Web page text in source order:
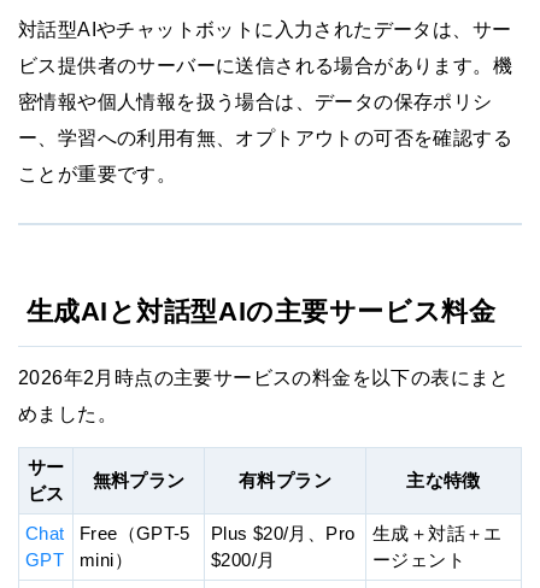
対話型AIやチャットボットに入力されたデータは、サー
ビス提供者のサーバーに送信される場合があります。機
密情報や個人情報を扱う場合は、データの保存ポリシ
ー、学習への利用有無、オプトアウトの可否を確認する
ことが重要です。
生成AIと対話型AIの主要サービス料金
2026年2月時点の主要サービスの料金を以下の表にまと
めました。
サー
ビス
無料プラン 有料プラン 主な特徴
Chat
GPT
Free（GPT-5
mini）
Plus $20/月、Pro
$200/月
生成＋対話＋エ
ージェント